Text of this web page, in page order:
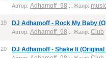
Автор: Adhamoff_98 :: Жанр:
19 DJ Adhamoff - Rock My Baby
Автор: Adhamoff_98 :: Жанр: Club
20 DJ Adhamoff - Shake It (Original